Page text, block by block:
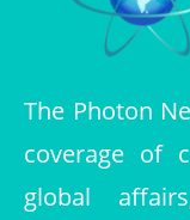
The Photon
coverage of
global